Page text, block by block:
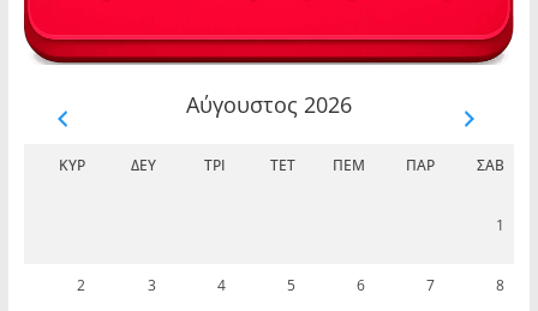
Αύγουστος 2026
ΚΥΡ ΔΕΥ ΤΡΊ ΤΕΤ ΠΈΜ ΠΑΡ ΣΆΒ
1
2 3 4 5 6 7 8